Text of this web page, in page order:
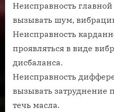
Неисправность
вызывать шум,
Неисправность
проявляться в виде
дисбаланса.
Неисправность
вызывать затруднение
течь масла.